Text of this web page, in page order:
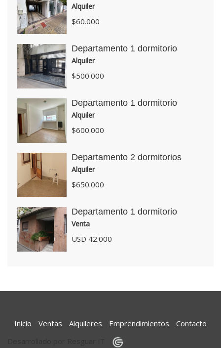
Alquiler
$60.000
Departamento 1 dormitorio
Alquiler
$500.000
Departamento 1 dormitorio
Alquiler
$600.000
Departamento 2 dormitorios
Alquiler
$650.000
Departamento 1 dormitorio
Venta
USD 42.000
Inicio Ventas Alquileres Emprendimientos
Contacto